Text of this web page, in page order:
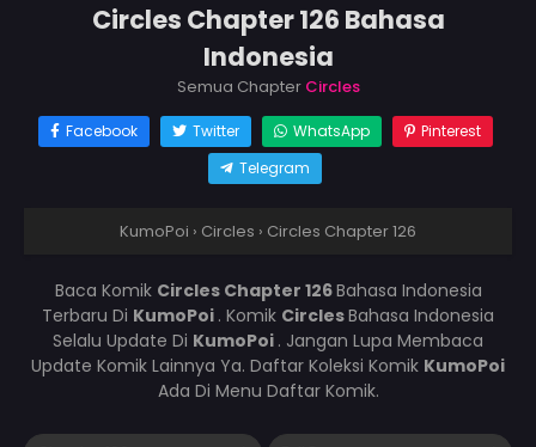
Circles Chapter 126 Bahasa
Indonesia
Semua Chapter Circles
Facebook Twitter WhatsApp
Pinterest
Telegram
KumoPoi › Circles › Circles Chapter 126
Baca Komik Circles Chapter 126Bahasa Indonesia
Terbaru Di KumoPoi . Komik CirclesBahasa Indonesia
Selalu Update Di KumoPoi . Jangan Lupa Membaca
Update Komik Lainnya Ya. Daftar Koleksi Komik KumoPoi
Ada Di Menu Daftar Komik.